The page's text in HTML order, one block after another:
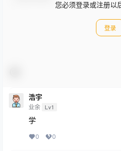
您必须登录或注册以
登录
浩宇
业余 Lv1
学
0 0